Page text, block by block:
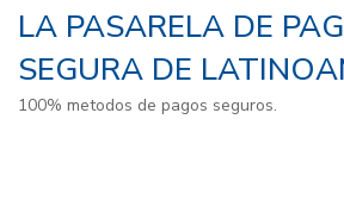
LA PASARELA DE
SEGURA DE
100% metodos de pagos seguros.